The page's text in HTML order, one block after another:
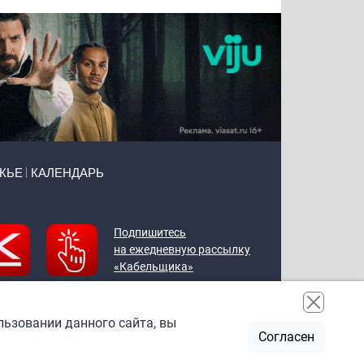
КАЛЕНДАРЬ
Подпишитесь
на ежедневную рассылку
«Кабельщика»
данного сайта, вы
Согласен